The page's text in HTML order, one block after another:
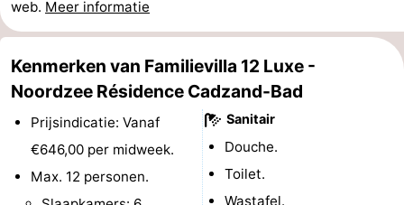
Rondvaarten
-
Speeltuinen
-
Binnenspeeltuinen
Bowlen
Minigolfbanen
Wellness
web. Meer informatie
Kenmerken van Familievilla 12 Luxe -
Noordzee Résidence Cadzand-Bad
Prijsindicatie: Vanaf
€646,00 per midweek.
Max. 12 personen.
Sanitair
Douche.
Toilet.
Wastafel.